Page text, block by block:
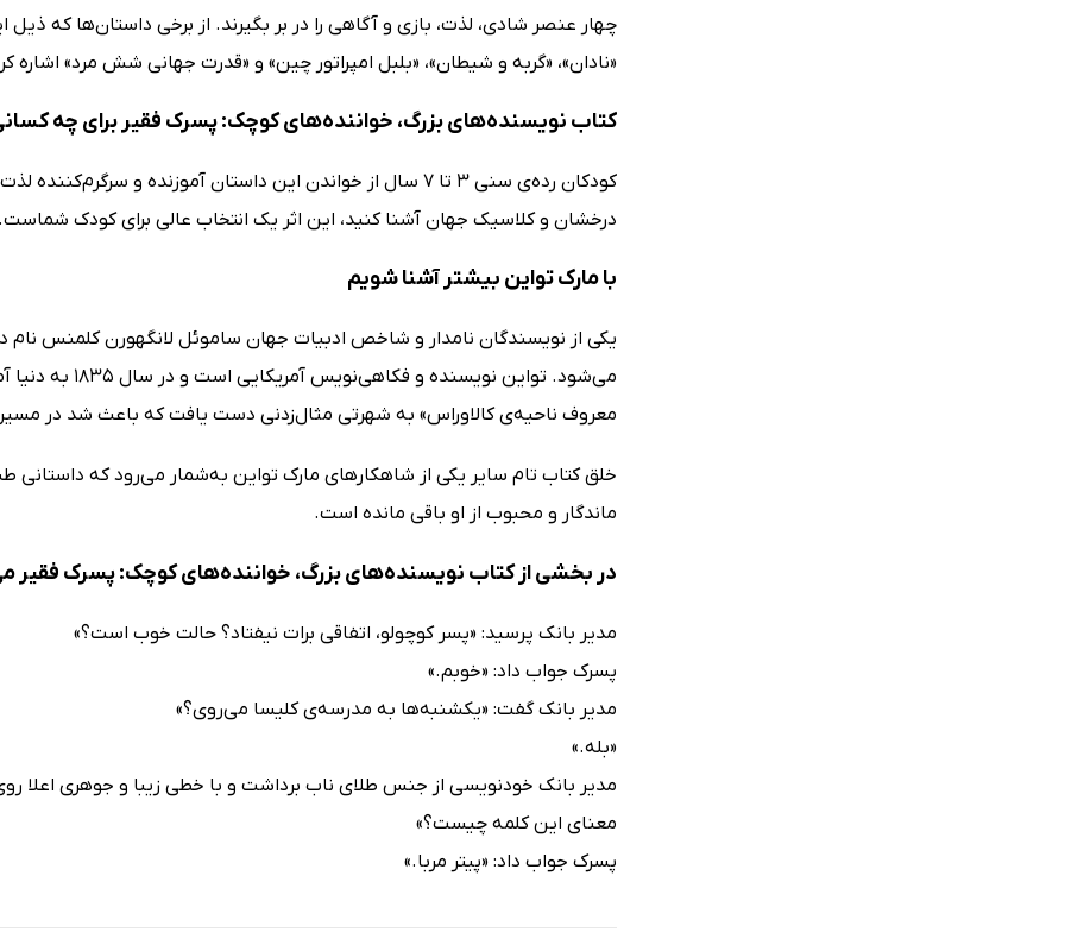
چهار عنصر شادی، لذت، بازی و آگاهی را در بر بگیرند. از برخی داستان‌ها که
«نادان»، «گربه و شیطان»، «بلبل امپراتور چین» و «قدرت جهانی شش مرد» اشاره
کتاب نویسنده‌های بزرگ، خواننده‌های کوچک: پسرک فقیر برای چه
کودکان رده‌ی سنی 3 تا 7 سال از خواندن این داستان آموزنده و
درخشان و کلاسیک جهان آشنا کنید،‌ این اثر یک انتخاب عالی برای کودک
با مارک تواین بیشتر آشنا شویم
می‌شود. تواین
معروف ناحیه‌ی کالاوراس» به شهرتی مثال‌زدنی دست یافت که باعث شد در
خلق کتاب تام سایر یکی از شاهکارهای مارک تواین به‌شمار می‌رود که داستانی
ماندگار و محبوب از او باقی مانده است.
در بخشی از کتاب نویسنده‌های بزرگ، خواننده‌های کوچک: پسرک فقیر
مدیر بانک پرسید: «پسر کوچولو، اتفاقی برات نیفتاد؟ حالت خوب است؟»
پسرک جواب داد: «خوبم.»
مدیر بانک گفت: «یکشنبه‌ها به مدرسه‌ی کلیسا می‌روی؟»
«بله.»
مدیر بانک خودنویسی از جنس طلای ناب برداشت و با خطی زیبا و جوهری اعلا
معنای این کلمه چیست؟»
پسرک جواب داد: «پیتر مربا.»